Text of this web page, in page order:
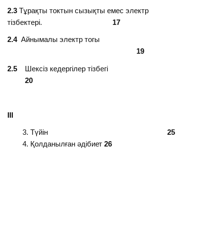
2.3 Тұрақты токтын сызықты емес электр
тізбектері.
17
2.4Айнымалы электр тогы
19
2.5
Шексіз кедергілер тізбегі
20
ІІІ
Түйін25
Қолданылған әдібиет26